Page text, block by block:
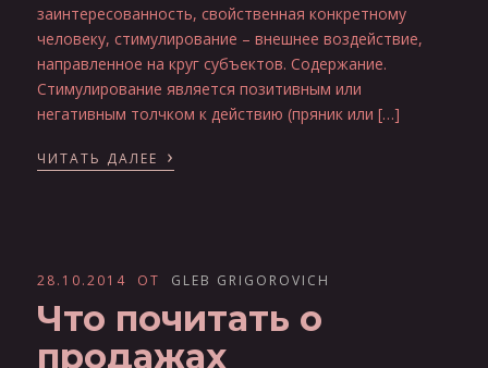
заинтересованность, свойственная конкретному
человеку, стимулирование – внешнее воздействие,
направленное на круг субъектов. Содержание.
Стимулирование является позитивным или
негативным толчком к действию (пряник или […]
ЧИТАТЬ ДАЛЕЕ ›
28.10.2014 ОТ GLEB GRIGOROVICH
Что почитать о
продажах